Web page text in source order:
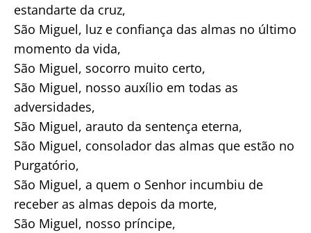
estandarte da cruz,
São Miguel, luz e confiança das almas no último
momento da vida,
São Miguel, socorro muito certo,
São Miguel, nosso auxílio em todas as
adversidades,
São Miguel, arauto da sentença eterna,
São Miguel, consolador das almas que estão no
Purgatório,
São Miguel, a quem o Senhor incumbiu de
receber as almas depois da morte,
São Miguel, nosso príncipe,